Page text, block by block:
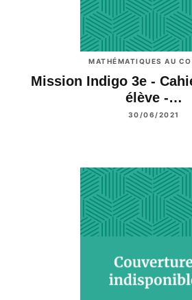
MATHÉMATIQUES AU
Mission Indigo 3e -
élève -…
30/06/2021